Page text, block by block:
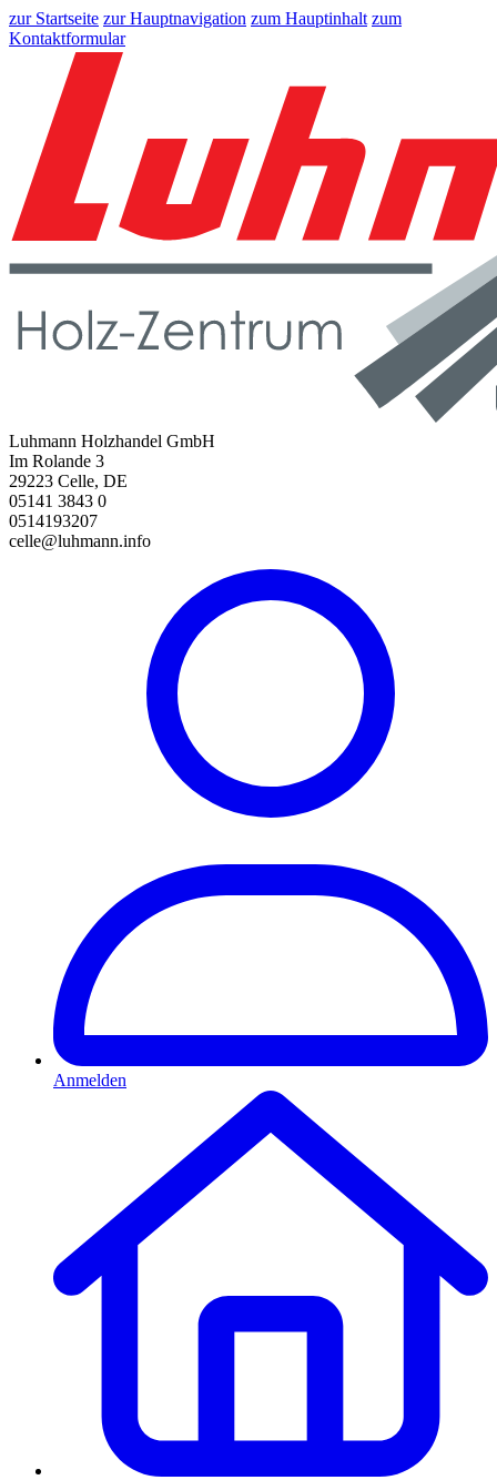
zur Startseite zur Hauptnavigation zum Hauptinhalt zum
Kontaktformular
Luhmann Holzhandel GmbH
Im Rolande 3
29223 Celle, DE
05141 3843 0
0514193207
celle@luhmann.info
Anmelden